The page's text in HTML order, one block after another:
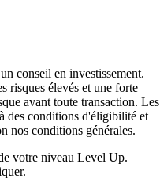
conseil en investissement.
risques élevés et une forte
avant toute transaction. Les
des conditions d'éligibilité et
nos conditions générales.
votre niveau Level Up.